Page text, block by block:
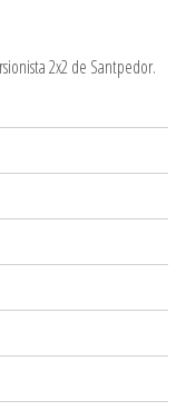
2x2 de Santpedor.